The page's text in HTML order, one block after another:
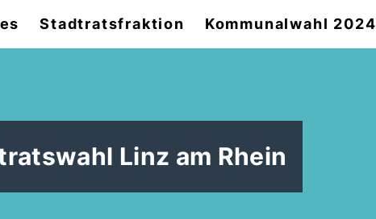
Stadtratsfraktion Kommunalwahl 2024
Linz am Rhein